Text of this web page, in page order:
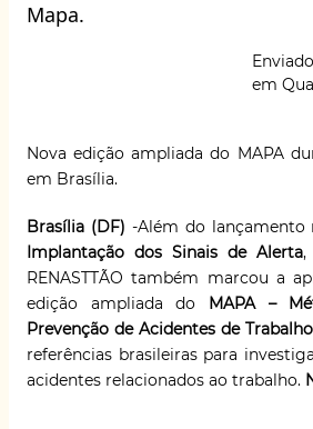
Mapa.
em
Nova edição ampliada do MAPA
em Brasília.
Brasília (DF) -Além do
Implantação dos Sinais de Alerta,
RENASTTÃO também marcou a
edição ampliada do MAPA –
Prevenção de Acidentes de Trabalho
referências brasileiras para
acidentes relacionados ao trabalho.